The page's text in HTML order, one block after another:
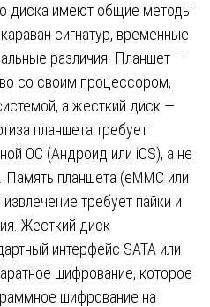
диска имеют общие методы
сигнатур, временные
различия. Планшет —
со своим процессором,
а жесткий диск —
планшета требует
ОС (Андроид или iOS), а не
планшета (eMMC или
требует пайки и
Жесткий диск
интерфейс SATA или
шифрование, которое
шифрование на